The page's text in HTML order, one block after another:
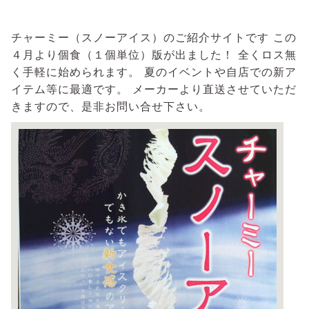
チャーミー（スノーアイス）のご紹介サイトです この
４月より個食（１個単位）版が出ました！ 全くロス無
く手軽に始められます。 夏のイベントや自店での新ア
イテム等に最適です。 メーカーより直送させていただ
きますので、是非お問い合せ下さい。